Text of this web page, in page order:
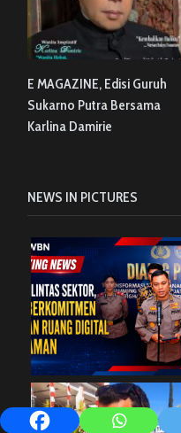
E MAGAZINE, Edisi Guruh
Sukarno Putra Bersama
Karlina Damirie
NEWS IN PICTURES